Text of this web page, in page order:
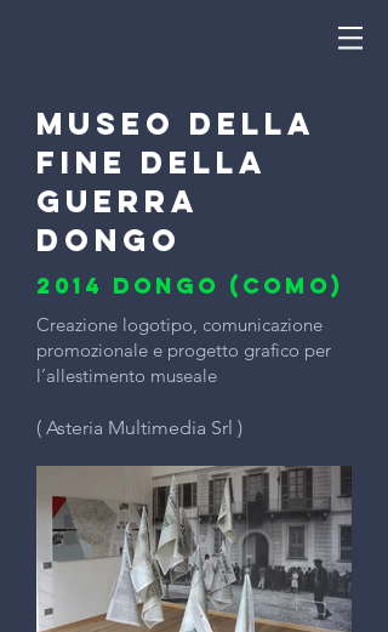
MUSEO DELLA
FINE DELLA
GUERRA
DONGO
2014 Dongo (Como)
Creazione logotipo, comunicazione
promozionale e progetto grafico per
l’allestimento museale
( Asteria Multimedia Srl )